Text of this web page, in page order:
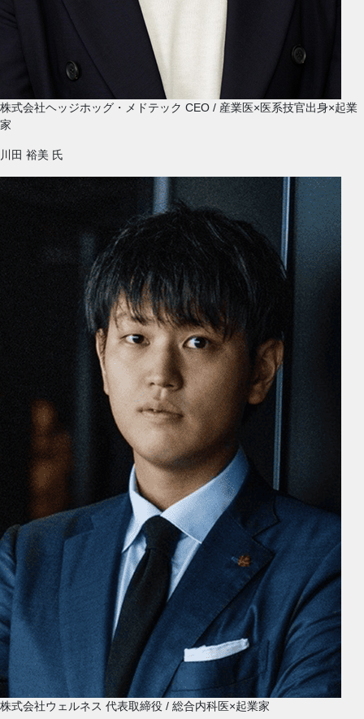
株式会社ヘッジホッグ・メドテック CEO / 産業医×医系技官出身×起業
家
川田 裕美 氏
株式会社ウェルネス 代表取締役 / 総合内科医×起業家